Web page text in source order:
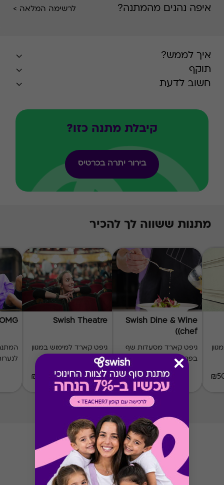
איפה נהנים מהמתנה? לרשימה המלאה >
איך לממש?
תוקף
חשוב לדעת
קיבלת מתנה כזו?
בירור יתרה בכרטיס
מתנות ששווה לך להכיר
Swish Dine & Wine
(chef)
גיפט קארד מסעדות שף
בפריסה ארצית
₪60-₪1000
Swish Theatre
גיפט קארד למימוש במגוון
תיאטראות
₪50-₪500